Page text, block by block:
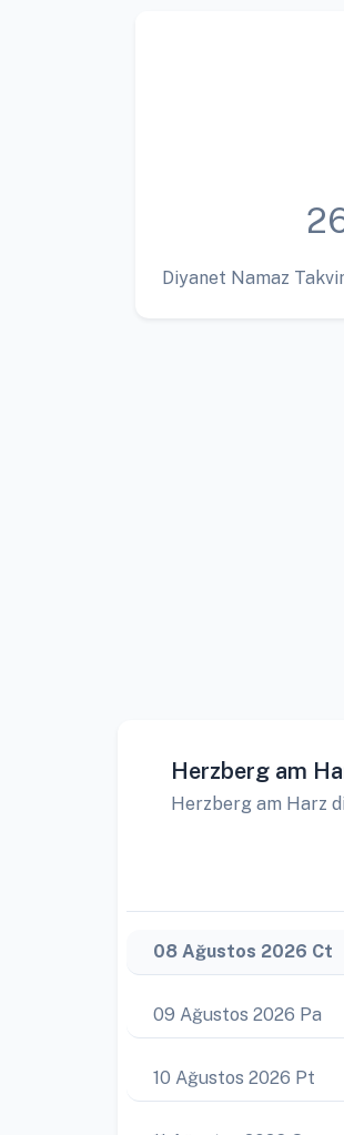
Diyanet Namaz
Herzberg am
Herzberg am Harz
08 Ağustos 2026 Ct
09 Ağustos 2026 Pa
10 Ağustos 2026 Pt